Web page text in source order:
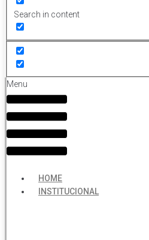
Search in content
Menu
HOME
INSTITUCIONAL